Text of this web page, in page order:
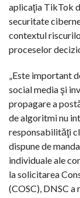
aplicaţia TikTok
securitate
contextul
proceselor
„Este important
social media şi
propagare a
de algoritmi nu
responsabilităţi
dispune de
individuale ale
la solicitarea
(COSC), DNSC